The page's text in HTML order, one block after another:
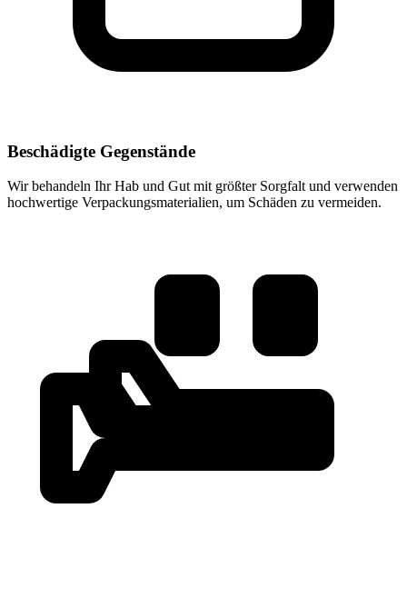
Beschädigte Gegenstände
Wir behandeln Ihr Hab und Gut mit größter Sorgfalt und verwenden
hochwertige Verpackungsmaterialien, um Schäden zu vermeiden.